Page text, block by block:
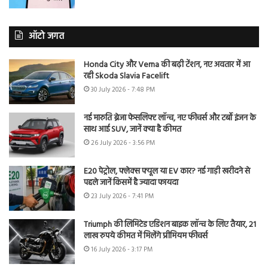
ऑटो जगत
Honda City और Verna की बढ़ी टेंशन, नए अवतार में आ
रही Skoda Slavia Facelift
30 July 2026 - 7:48 PM
नई मारुति ब्रेजा फेसलिफ्ट लॉन्च, नए फीचर्स और टर्बो इंजन के
साथ आई SUV, जानें क्या है कीमत
26 July 2026 - 3:56 PM
E20 पेट्रोल, फ्लेक्स फ्यूल या EV कार? नई गाड़ी खरीदने से
पहले जानें किसमें है ज्यादा फायदा
23 July 2026 - 7:41 PM
Triumph की लिमिटेड एडिशन बाइक लॉन्च के लिए तैयार, 21
लाख रुपये कीमत में मिलेंगे प्रीमियम फीचर्स
16 July 2026 - 3:17 PM